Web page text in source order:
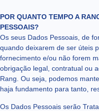
POR QUANTO TEMPO A
PESSOAIS?
Os seus Dados Pessoais, de
quando deixarem de ser úteis
fornecimento e/ou não forem
obrigação legal, contratual ou
Rang. Ou seja, podemos
haja fundamento para tanto,
Os Dados Pessoais serão